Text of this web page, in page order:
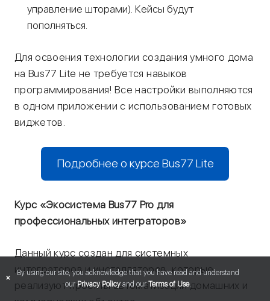
управление шторами). Кейсы будут
пополняться.
Для освоения технологии создания умного дома
на Bus77 Lite не требуется навыков
программирования! Все настройки выполняются
в одном приложении с использованием готовых
виджетов.
Подробнее о курсе Bus77 Lite
Курс «Экосистема Bus77 Pro для
профессиональных интеграторов»
Данный курс создан для системных
интеграторов и инсталляторов, которые
реализуют проекты автоматизации домашних и
×
By using our site, you acknowledge that you have read and understand
our Privacy Policyand ourTerms of Use.